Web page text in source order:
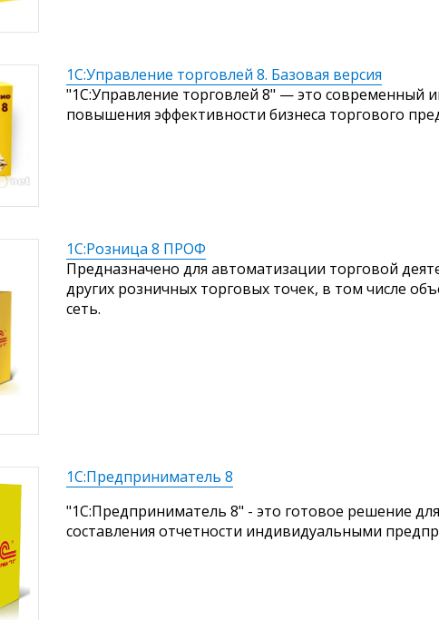
1С:Управление торговлей 8. Базовая версия
"1С:Управление торговлей 8" — это современный
повышения эффективности бизнеса торгового
1С:Розница 8 ПРОФ
Предназначено для автоматизации торговой
других розничных торговых точек, в том числе
сеть.
1С:Предприниматель 8
"1С:Предприниматель 8" - это готовое решение
составления отчетности индивидуальными